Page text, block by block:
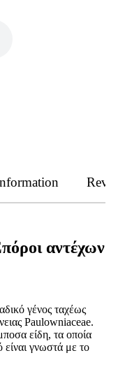
αντέχων
γένος ταχέως
Paulowniaceae.
είδη, τα οποία
είναι γνωστά με το